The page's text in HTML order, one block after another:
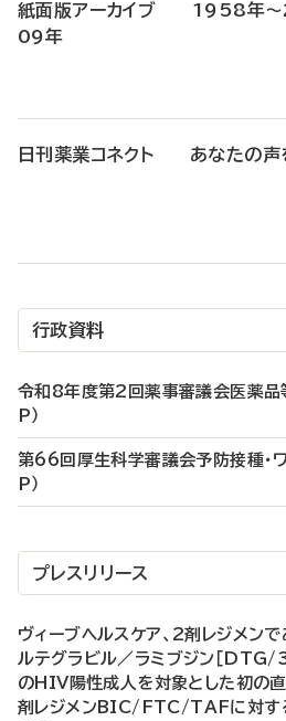
紙面版アーカイブ 1958年
09年
日刊薬業コネクト あなたの声
行政資料
令和8年度第2回薬事審議会医薬品
P）
第66回厚生科学審議会予防接種・
P）
プレスリリース
ヴィーブヘルスケア、2剤レジメンで
ルテグラビル／ラミブジン［DTG/
のHIV陽性成人を対象とした初の
剤レジメンBIC/FTC/TAFに対す